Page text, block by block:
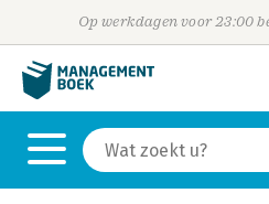
Op werkdagen voor 23:00